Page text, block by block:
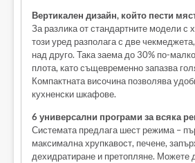
Вертикален дизайн, който пести
За разлика от стандартните модели с
този уред разполага с две
над друго. Така заема до 30% по-
плота, като същевременно запазва
Компактната височина позволява
кухненски шкафове.
6 универсални програми за всяка
Системата предлага шест режима –
максимална хрупкавост, печене,
дехидратиране и претопляне. Можете